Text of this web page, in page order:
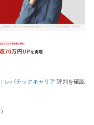
レバテックキャリア 評判を確認